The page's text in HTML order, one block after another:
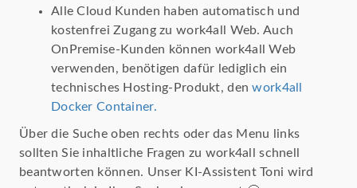
Alle Cloud Kunden haben automatisch und
kostenfrei Zugang zu work4all Web. Auch
OnPremise-Kunden können work4all Web
verwenden, benötigen dafür lediglich ein
technisches Hosting-Produkt, denwork4all
Docker Container.
Über die Suche oben rechts oder das Menu links
sollten Sie inhaltliche Fragen zu work4all schnell
beantworten können. Unser KI-Assistent Toni wird